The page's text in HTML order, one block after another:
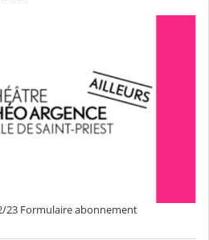
23 Formulaire abonnement